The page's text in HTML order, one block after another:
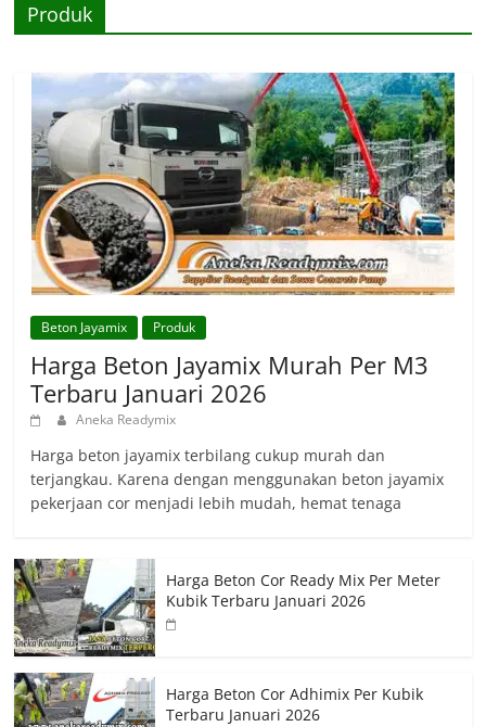
Produk
Beton Jayamix Produk
Harga Beton Jayamix Murah Per M3
Terbaru Januari 2026
Aneka Readymix
Harga beton jayamix terbilang cukup murah dan
terjangkau. Karena dengan menggunakan beton jayamix
pekerjaan cor menjadi lebih mudah, hemat tenaga
Harga Beton Cor Ready Mix Per Meter
Kubik Terbaru Januari 2026
Harga Beton Cor Adhimix Per Kubik
Terbaru Januari 2026